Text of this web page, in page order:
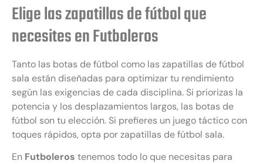
Elige las zapatillas de fútbol que
necesites en Futboleros
Tanto las botas de fútbol como las zapatillas de fútbol
sala están diseñadas para optimizar tu rendimiento
según las exigencias de cada disciplina. Si priorizas la
potencia y los desplazamientos largos, las botas de
fútbol son tu elección. Si prefieres un juego táctico con
toques rápidos, opta por zapatillas de fútbol sala.
En Futboleros tenemos todo lo que necesitas para